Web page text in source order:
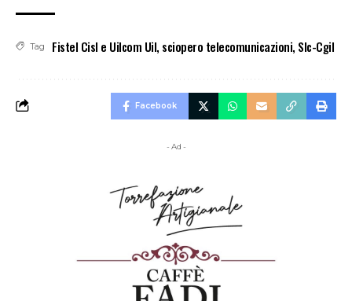
Tag Fistel Cisl e Uilcom Uil, sciopero telecomunicazioni, Slc-Cgil
Facebook
- Ad -